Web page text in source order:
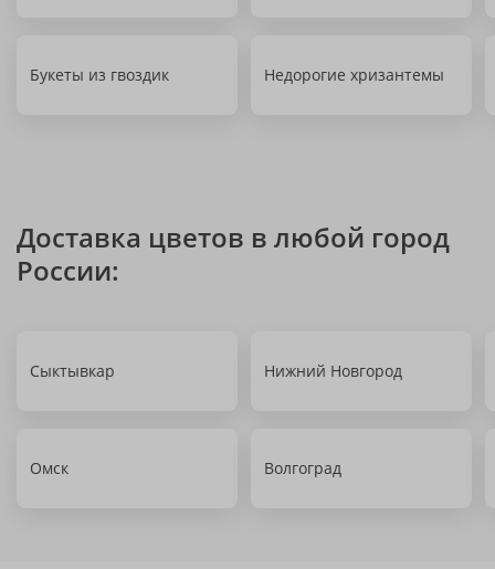
Букеты из гвоздик Недорогие хризантемы
Доставка цветов в любой город
России:
Сыктывкар Нижний Новгород
Омск Волгоград